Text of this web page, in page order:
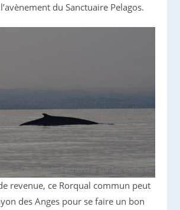
du Sanctuaire Pelagos.
revenue, ce Rorqual commun peut
des Anges pour se faire un bon